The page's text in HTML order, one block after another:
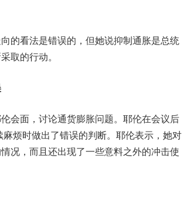
看法是错误的，但她说抑制通胀是总统
取的行动。
面，讨论通货膨胀问题。耶伦在会议后
烦时做出了错误的判断。耶伦表示，她对
况，而且还出现了一些意料之外的冲击使